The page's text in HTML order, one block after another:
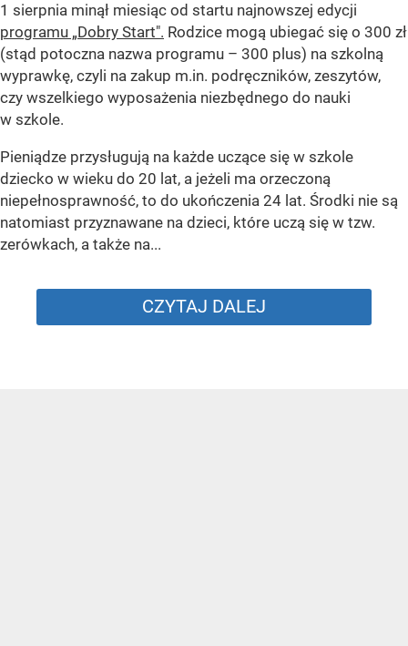
1 sierpnia minął miesiąc od startu najnowszej edycji
programu „Dobry Start". Rodzice mogą ubiegać się o 300 zł
(stąd potoczna nazwa programu – 300 plus) na szkolną
wyprawkę, czyli na zakup m.in. podręczników, zeszytów,
czy wszelkiego wyposażenia niezbędnego do nauki
w szkole.
Pieniądze przysługują na każde uczące się w szkole
dziecko w wieku do 20 lat, a jeżeli ma orzeczoną
niepełnosprawność, to do ukończenia 24 lat. Środki nie są
natomiast przyznawane na dzieci, które uczą się w tzw.
zerówkach, a także na...
CZYTAJ DALEJ